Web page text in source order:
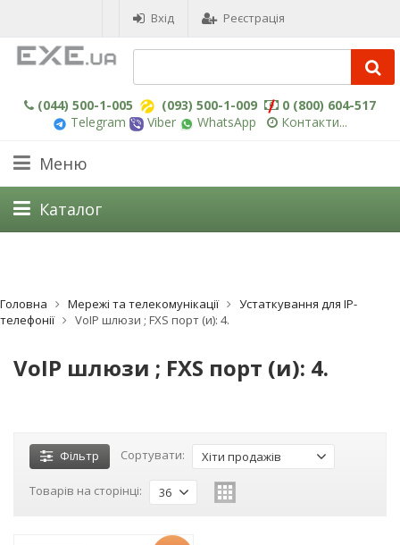
Вхід Реєстрація
(044) 500-1-005 (093) 500-1-009
0 (800) 604-517
Telegram
Viber WhatsApp Контакти...
Меню
Каталог
Головна Мережі та телекомунікації
Устаткування для IP-
телефонії
VoIP шлюзи ; FXS порт (и): 4.
VoIP шлюзи ; FXS порт (и): 4.
Фільтр Сортувати: Хіти продажів
Товарів на сторінці: 36